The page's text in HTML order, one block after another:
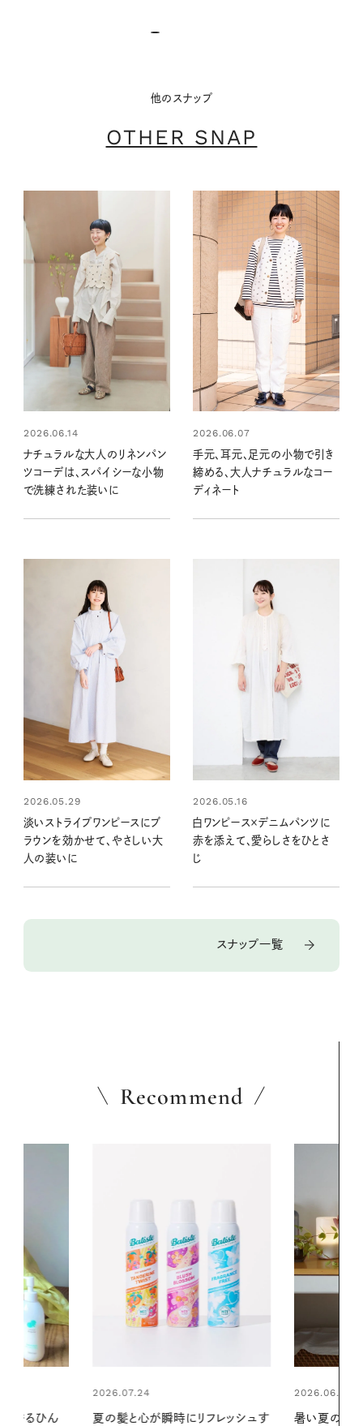
他のスナップ
OTHER SNAP
2026.06.14
ナチュラルな大人のリネンパン
ツコーデは、スパイシーな小物
で洗練された装いに
2026.06.07
手元、耳元、足元の小物で引き
締める、大人ナチュラルなコー
ディネート
2026.05.29
淡いストライプワンピースにブ
ラウンを効かせて、やさしい大
人の装いに
2026.05.16
白ワンピース×デニムパンツに
赤を添えて、愛らしさをひとさ
じ
スナップ一覧
Recommend
レッシュす
2026.06.01
暑い夏のナイトルーティン。私を整
2026.06.01
お出かけ前